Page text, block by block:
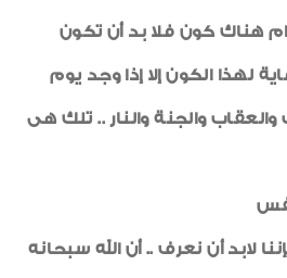
هناك كون فلا بد أن تكون
لهذا الكون إلا إذا وجد يوم
والجنة والنار .. تلك هى
لابد أن نعرف .. أن الله سبحانه